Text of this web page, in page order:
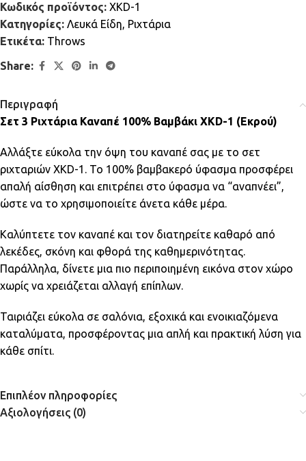
Κωδικός προϊόντος: XKD-1
Κατηγορίες: Λευκά Είδη, Ριχτάρια
Ετικέτα: Throws
Share:
Περιγραφή
Σετ 3 Ριχτάρια Καναπέ 100% Βαμβάκι XKD-1 (Εκρού)
Αλλάξτε εύκολα την όψη του καναπέ σας με το σετ
ριχταριών XKD-1. Το 100% βαμβακερό ύφασμα προσφέρει
απαλή αίσθηση και επιτρέπει στο ύφασμα να “αναπνέει”,
ώστε να το χρησιμοποιείτε άνετα κάθε μέρα.
Καλύπτετε τον καναπέ και τον διατηρείτε καθαρό από
λεκέδες, σκόνη και φθορά της καθημερινότητας.
Παράλληλα, δίνετε μια πιο περιποιημένη εικόνα στον χώρο
χωρίς να χρειάζεται αλλαγή επίπλων.
Ταιριάζει εύκολα σε σαλόνια, εξοχικά και ενοικιαζόμενα
καταλύματα, προσφέροντας μια απλή και πρακτική λύση για
κάθε σπίτι.
Επιπλέον πληροφορίες
Αξιολογήσεις (0)